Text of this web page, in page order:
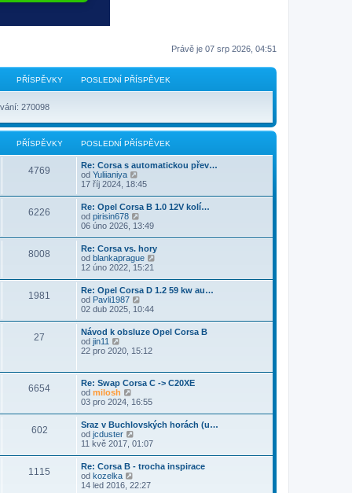
Právě je 07 srp 2026, 04:51
PŘÍSPĚVKY POSLEDNÍ PŘÍSPĚVEK
270098
PŘÍSPĚVKY POSLEDNÍ PŘÍSPĚVEK
4769
Re: Corsa s automatickou přev…
od Yuliianiya
o
a
z
i
t
p
o
s
l
e
d
n
í
p
ř
s
ě
v
k
17 říj 2024, 18:45
6226
Re: Opel Corsa B 1.0 12V kolí…
od pirisin678
o
r
a
z
i
t
p
s
l
e
d
n
í
ř
í
p
ě
v
k
06 úno 2026, 13:49
8008
Re: Corsa vs. hory
od blankaprague
r
a
t
p
e
ř
í
ě
v
12 úno 2022, 15:21
1981
Re: Opel Corsa D 1.2 59 kw au…
od Pavli1987
o
a
z
i
p
o
l
e
d
n
í
p
ř
í
p
02 dub 2025, 10:44
27
Návod k obsluze Opel Corsa B
od jin11
o
a
z
i
t
p
o
s
l
e
d
n
í
22 pro 2020, 15:12
6654
Re: Swap Corsa C -> C20XE
od milosh
o
r
a
z
i
t
p
o
s
03 pro 2024, 16:55
602
Sraz v Buchlovských horách (u…
od jcduster
o
a
z
i
11 kvě 2017, 01:07
1115
Re: Corsa B - trocha inspirace
od kozelka
o
14 led 2016, 22:27